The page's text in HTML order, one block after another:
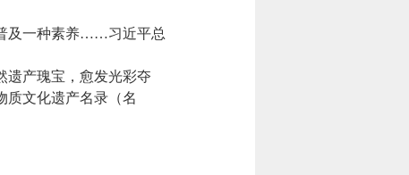
及一种素养……习近平总
产瑰宝，愈发光彩夺
质文化遗产名录（名